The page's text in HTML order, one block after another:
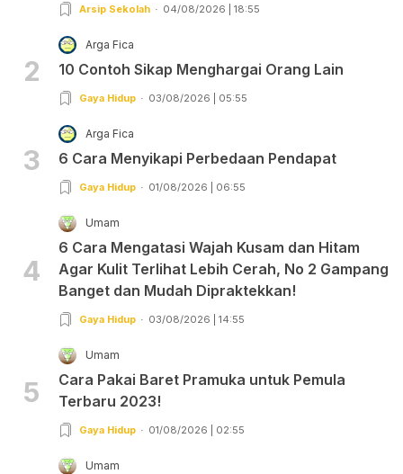
Arsip Sekolah 04/08/2026 | 18:55
2
Arga Fica
10 Contoh Sikap Menghargai Orang Lain
Gaya Hidup 03/08/2026 | 05:55
3
Arga Fica
6 Cara Menyikapi Perbedaan Pendapat
Gaya Hidup 01/08/2026 | 06:55
4
Umam
6 Cara Mengatasi Wajah Kusam dan Hitam
Agar Kulit Terlihat Lebih Cerah, No 2 Gampang
Banget dan Mudah Dipraktekkan!
Gaya Hidup 03/08/2026 | 14:55
5
Umam
Cara Pakai Baret Pramuka untuk Pemula
Terbaru 2023!
Gaya Hidup 01/08/2026 | 02:55
Umam